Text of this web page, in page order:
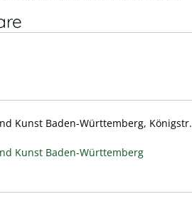
Kunst Baden-Württemberg, Königstr.
Kunst Baden-Württemberg